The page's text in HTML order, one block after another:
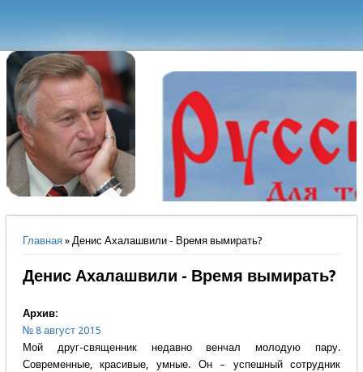
Вы здесь
Главная» Денис Ахалашвили - Время вымирать?
Денис Ахалашвили - Время вымирать?
Архив:
№ 8 август 2015
Мой друг-священник недавно венчал молодую пару.
Современные, красивые, умные. Он – успешный сотрудник